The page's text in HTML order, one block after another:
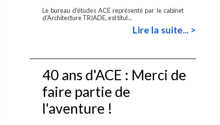
Le bureau d'études ACE représenté par le cabinet
d'Architecture TRIADE, est titul...
Lire la suite... >
40 ans d'ACE : Merci de
faire partie de
l'aventure !